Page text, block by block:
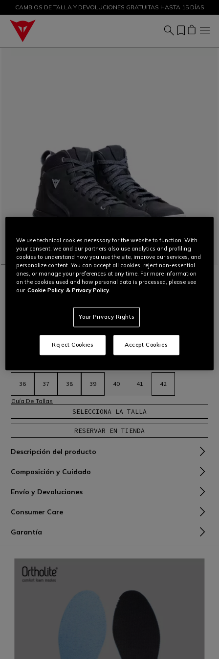
DESCUENTOS DE HASTA EL 50 % – ¡COMPRA AHORA
CAMBIOS DE TALLA Y DEVOLUCIONES GRATUITAS HASTA 15 DÍAS
INICIO MOTO MUJER ZAPATOS IMPERMEABLES
METRACTIVE D-WP® ZAPATOS
IMPERMEABLES MOTO MUJER
Zapatilla de moto de mujer impermeable de piel plena flor.
Cómoda, resistente y protectora, con suelas asimétricas
Leer más
36 37 38 39 40 41 42
Guía De Tallas
SELECCIONA LA TALLA
RESERVAR EN TIENDA
Descripción del producto
Composición y Cuidado
Envío y Devoluciones
Consumer Care
Garantía
We use technical cookies necessary for the website to function. With
your consent, we and our partners also use analytics and profiling
cookies to understand how you use the site, improve our services, and
personalize content. You can accept all cookies, reject non-essential
ones, or manage your preferences at any time. For more information
on the cookies used and how personal data is processed, please see
our Cookie Policy & Privacy Policy.
Your Privacy Rights
Reject Cookies Accept Cookies